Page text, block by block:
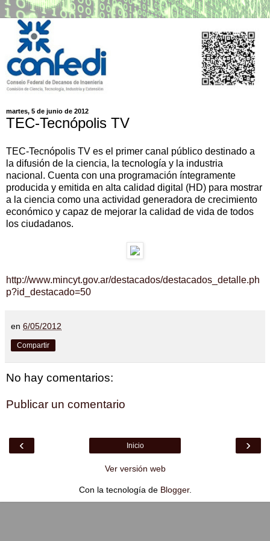
martes, 5 de junio de 2012
TEC-Tecnópolis TV
TEC-Tecnópolis TV es el primer canal público destinado a
la difusión de la ciencia, la tecnología y la industria
nacional. Cuenta con una programación íntegramente
producida y emitida en alta calidad digital (HD) para mostrar
a la ciencia como una actividad generadora de crecimiento
económico y capaz de mejorar la calidad de vida de todos
los ciudadanos.
http://www.mincyt.gov.ar/destacados/destacados_detalle.ph
p?id_destacado=50
en 6/05/2012
Compartir
No hay comentarios:
Publicar un comentario
‹ ›
Inicio
Ver versión web
Con la tecnología de Blogger.